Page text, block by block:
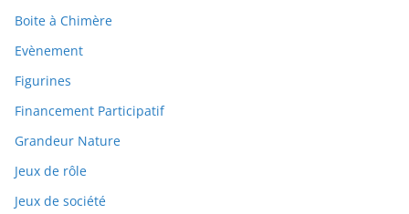
Boite à Chimère
Evènement
Figurines
Financement Participatif
Grandeur Nature
Jeux de rôle
Jeux de société